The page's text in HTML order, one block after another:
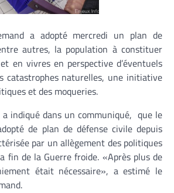
a adopté mercredi un plan de
autres, la population à constituer
en vivres en perspective d’éventuels
catastrophes naturelles, une initiative
et des moqueries.
a indiqué dans un communiqué, que le
de plan de défense civile depuis
par un allègement des politiques
fin de la Guerre froide. «Après plus de
était nécessaire», a estimé le